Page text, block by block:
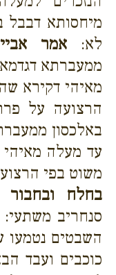
מיחסותא דבבל
לא: אמר
ממעברתא
מאיהי דקירא
הרצועה על
באלכסון
עד מעלה מאיהי
משוט בפי
בחלח ובחבור
סנחריב משתעי:
השבטים נטמעו
כוכבים ועבד